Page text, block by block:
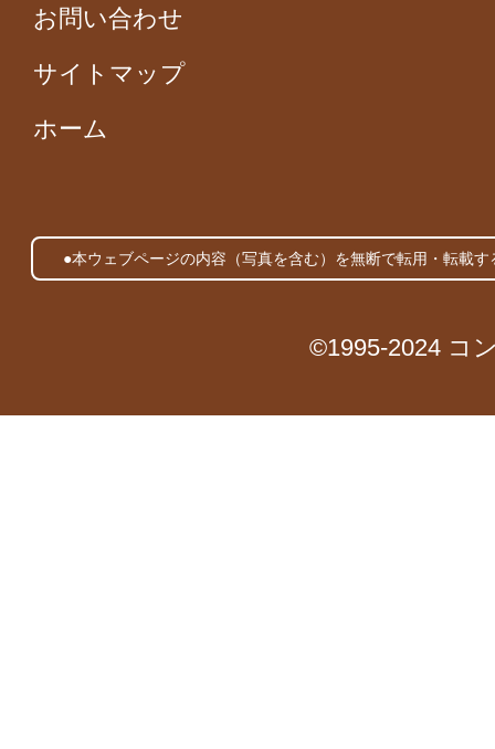
お問い合わせ
サイトマップ
ホーム
●本ウェブページの内容（写真を含む）を無断で転用・転載
©1995-2024 コ